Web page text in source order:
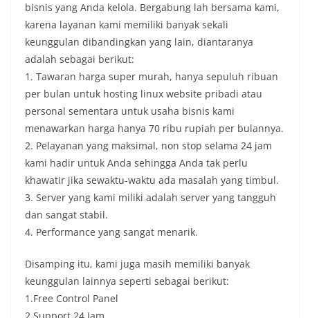
bisnis yang Anda kelola. Bergabung lah bersama kami,
karena layanan kami memiliki banyak sekali
keunggulan dibandingkan yang lain, diantaranya
adalah sebagai berikut:
1. Tawaran harga super murah, hanya sepuluh ribuan
per bulan untuk hosting linux website pribadi atau
personal sementara untuk usaha bisnis kami
menawarkan harga hanya 70 ribu rupiah per bulannya.
2. Pelayanan yang maksimal, non stop selama 24 jam
kami hadir untuk Anda sehingga Anda tak perlu
khawatir jika sewaktu-waktu ada masalah yang timbul.
3. Server yang kami miliki adalah server yang tangguh
dan sangat stabil.
4. Performance yang sangat menarik.
Disamping itu, kami juga masih memiliki banyak
keunggulan lainnya seperti sebagai berikut:
1.Free Control Panel